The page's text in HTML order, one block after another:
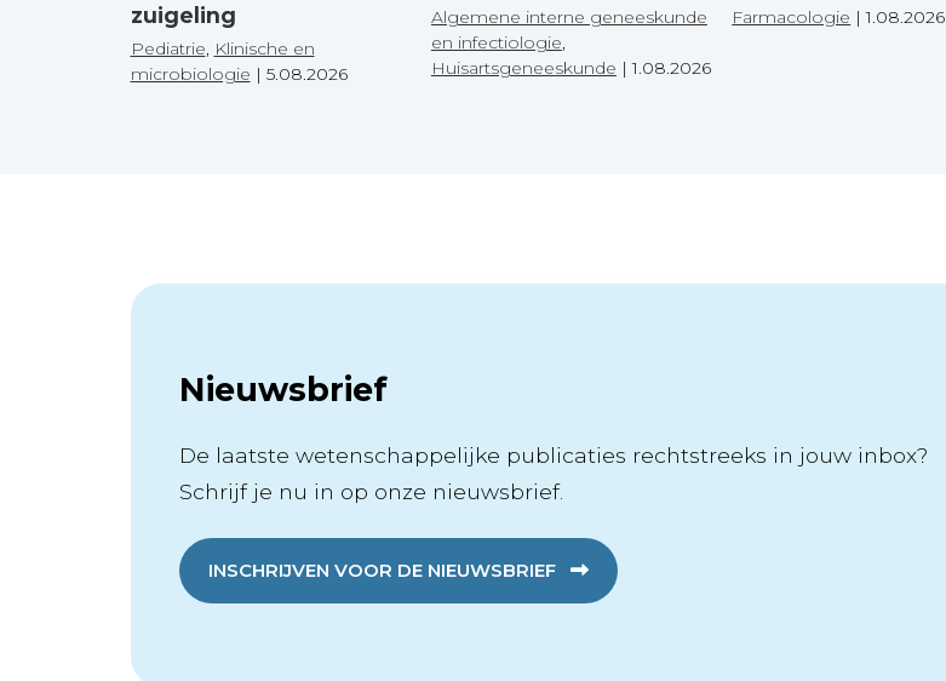
zuigeling
Pediatrie Klinische en
microbiologie | 5.08.2026
Algemene interne geneeskunde
en infectiologie
Huisartsgeneeskunde |1.08.2026
Farmacologie |1.08.2026
Nieuwsbrief
De laatste wetenschappelijke publicaties rechtstreeks in jouw inbox?
Schrijf je nu in op onze nieuwsbrief.
INSCHRIJVEN VOOR DE NIEUWSBRIEF